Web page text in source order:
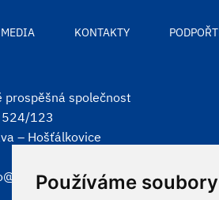
Používáme
MEDIA KONTAKTY
prospěšná společnost
524/123
– Hošťálkovice